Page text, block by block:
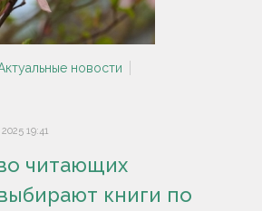
новости
19:41
читающих
книги по